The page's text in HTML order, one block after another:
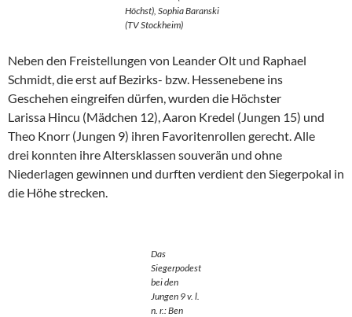
Höchst), Sophia Baranski
(TV Stockheim)
Neben den Freistellungen von Leander Olt und Raphael
Schmidt, die erst auf Bezirks- bzw. Hessenebene ins
Geschehen eingreifen dürfen, wurden die Höchster
Larissa Hincu (Mädchen 12), Aaron Kredel (Jungen 15) und
Theo Knorr (Jungen 9) ihren Favoritenrollen gerecht. Alle
drei konnten ihre Altersklassen souverän und ohne
Niederlagen gewinnen und durften verdient den Siegerpokal in
die Höhe strecken.
Das
Siegerpodest
bei den
Jungen 9 v. l.
n. r.: Ben